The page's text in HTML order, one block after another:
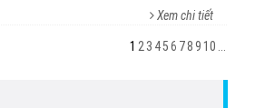
Xem chi tiết
1 2 3 456 789 10